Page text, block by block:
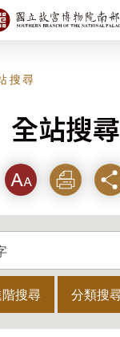
搜尋
全站搜尋
字級 列印 分享